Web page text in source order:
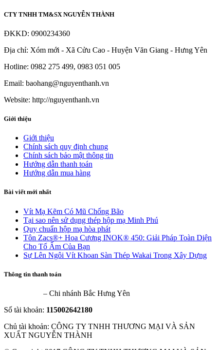
CTY TNHH TM&SX NGUYỄN THÀNH
ĐKKD: 0900234360
Địa chỉ: Xóm mới - Xã Cửu Cao - Huyện Văn Giang - Hưng Yên
Hotline: 0982 275 499, 0983 051 005
Email: baohang@nguyenthanh.vn
Website: http://nguyenthanh.vn
Giới thiệu
Giới thiệu
Chính sách quy định chung
Chính sách bảo mật thông tin
Hướng dẫn thanh toán
Hướng dẫn mua hàng
Bài viết mới nhất
Vít Mạ Kẽm Có Mũ Chống Bão
Tại sao nên sử dụng thép hộp mạ Minh Phú
Quy chuẩn hộp mạ hòa phát
Tôn Zacs®+ Hoa Cương INOK® 450: Giải Pháp Toàn Diện
Cho Tổ Ấm Của Bạn
Sự Lên Ngôi Vít Khoan Sàn Thép Wakai Trong Xây Dựng
Thông tin thanh toán
– Chi nhánh Bắc Hưng Yên
Số tài khoản: 115002642180
Chủ tài khoản: CÔNG TY TNHH THƯƠNG MẠI VÀ SẢN
XUẤT NGUYỄN THÀNH